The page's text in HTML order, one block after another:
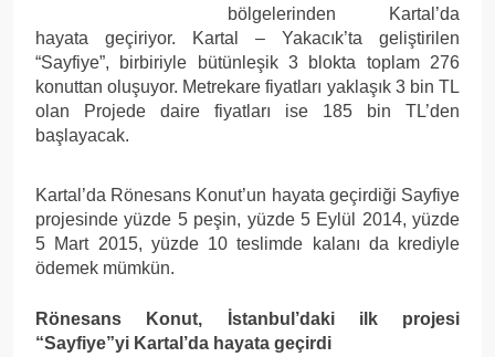
bölgelerinden Kartal’da
hayata geçiriyor. Kartal – Yakacık’ta geliştirilen
“Sayfiye”, birbiriyle bütünleşik 3 blokta toplam 276
konuttan oluşuyor. Metrekare fiyatları yaklaşık 3 bin TL
olan Projede daire fiyatları ise 185 bin TL’den
başlayacak.
Kartal’da Rönesans Konut’un hayata geçirdiği Sayfiye
projesinde yüzde 5 peşin, yüzde 5 Eylül 2014, yüzde
5 Mart 2015, yüzde 10 teslimde kalanı da krediyle
ödemek mümkün.
Rönesans Konut, İstanbul’daki ilk projesi
“Sayfiye”yi Kartal’da hayata geçirdi